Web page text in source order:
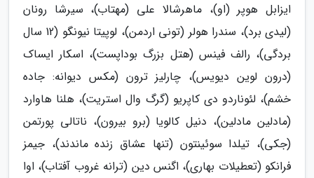
ایزابل هوپر (او)، ماهرشالا علی (مهتاب)، سیرشا رونان
(لیدی برد)، سندرا هولر (تونی اردمن)، لوپیتا نیونگو (12 سال
بردگی)، رالف فینس (هتل بزرگ بوداپست)، اسکار ایساک
(درون لوین دیویس)، چارلیز ترون (مکس دیوانه: جاده
خشم)، لئوناردو دی کاپریو (گرگ وال استریت)، هلنا هاوارد
(مادلین مادلین)، دنیل کالویا (برو بیرون)، ناتالی پورتمن
(جکی)، تیلدا سوئینتون (تنها عشاق زنده ماندند)، جیمز
فرانکو (تعطیلات بهاری)، اگنس دین (ترانه غروب آفتاب)، اوا